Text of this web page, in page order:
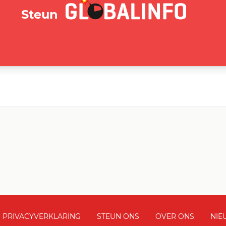
Steun GLOBALINFO.nl
PRIVACYVERKLARING STEUN ONS OVER ONS